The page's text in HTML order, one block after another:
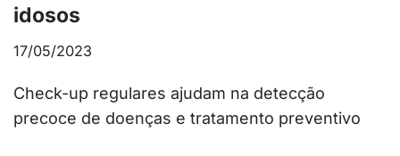
idosos
17/05/2023
Check-up regulares ajudam na detecção
precoce de doenças e tratamento preventivo